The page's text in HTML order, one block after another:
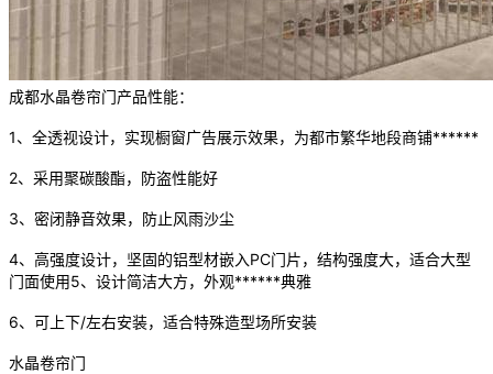
成都水晶卷帘门产品性能：
1、全透视设计，实现橱窗广告展示效果，为都市繁华地段商铺******
2、采用聚碳酸酯，防盗性能好
3、密闭静音效果，防止风雨沙尘
4、高强度设计，坚固的铝型材嵌入PC门片，结构强度大，适合大型
门面使用5、设计简洁大方，外观******典雅
6、可上下/左右安装，适合特殊造型场所安装
水晶卷帘门